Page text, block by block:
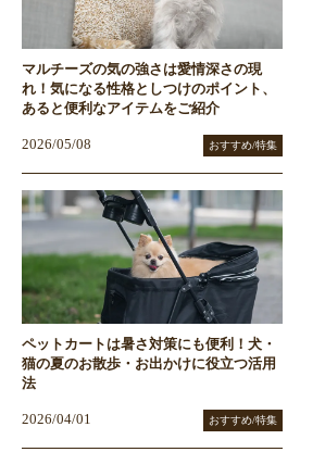
マルチーズの気の強さは愛情深さの現
れ！気になる性格としつけのポイント、
あると便利なアイテムをご紹介
2026/05/08 おすすめ/特集
ペットカートは暑さ対策にも便利！犬・
猫の夏のお散歩・お出かけに役立つ活用
法
2026/04/01 おすすめ/特集